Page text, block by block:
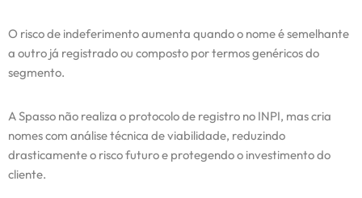
O risco de indeferimento aumenta quando o nome é semelhante
a outro já registrado ou composto por termos genéricos do
segmento.
A Spasso não realiza o protocolo de registro no INPI, mas cria
nomes com análise técnica de viabilidade, reduzindo
drasticamente o risco futuro e protegendo o investimento do
cliente.